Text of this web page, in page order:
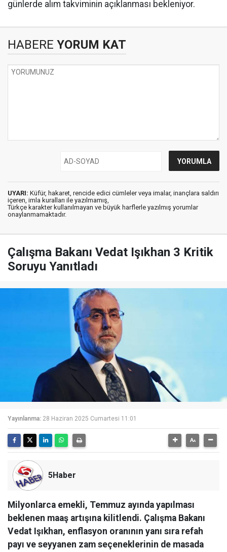
günlerde alım takviminin açıklanması bekleniyor.
HABERE YORUM KAT
UYARI: Küfür, hakaret, rencide edici cümleler veya imalar, inançlara saldırı
içeren, imla kuralları ile yazılmamış,
Türkçe karakter kullanılmayan ve büyük harflerle yazılmış yorumlar
onaylanmamaktadır.
Çalışma Bakanı Vedat Işıkhan 3 Kritik
Soruyu Yanıtladı
Yayınlanma: 28 Haziran 2025 Cumartesi 11:01
5Haber
Milyonlarca emekli, Temmuz ayında yapılması
beklenen maaş artışına kilitlendi. Çalışma Bakanı
Vedat Işıkhan, enflasyon oranının yanı sıra refah
payı ve seyyanen zam seçeneklerinin de masada